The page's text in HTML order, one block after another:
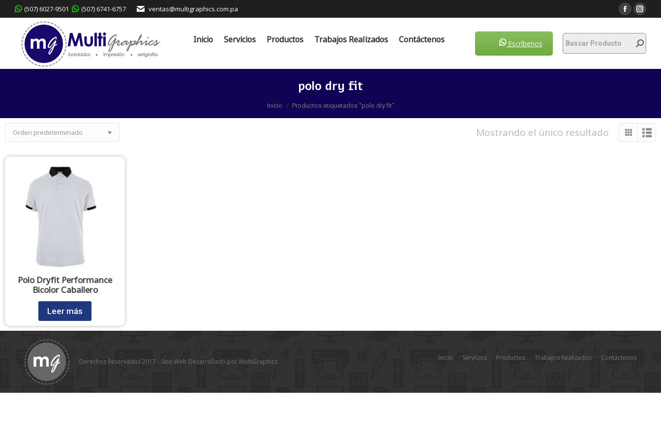
(507) 6027-9501 (507) 6741-6757 ventas@multigraphics.com.pa
Inicio Servicios Productos Trabajos Realizados Contáctenos Escríbenos
polo dry fit
Estás aquí:
Inicio Productos etiquetados “polo dry fit”
Mostrando el único resultado
Polo Dryfit Performance
Bicolor Caballero
Leer más
Derechos Reservados 2017 - Sitio Web Desarrollado por MultiGraphics Inicio Servicios Productos Trabajos Realizados Contáctenos
Inicio Servicios Productos Escríbenos